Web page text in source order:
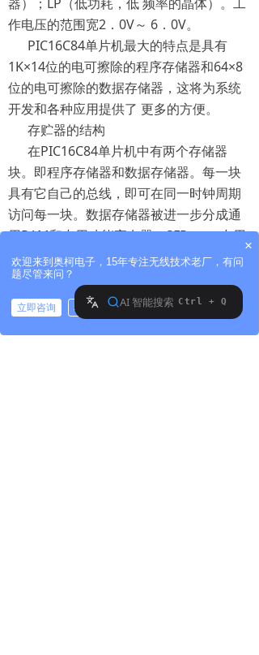
作电压的范围宽2．0V～ 6．0V。
PIC16C84单片机最大的特点是具有
1K×14位的电可擦除的程序存储器和64×8
位的电可擦除的数据存储器，这将为系统
开发和各种应用提供了 更多的方便。
存贮器的结构
在PIC16C84单片机中有两个存储器
块。即程序存储器和数据存储器。每一块
具有它自己的总线，即可在同一时钟周期
访问每一块。数据存储器被进一步分成通
用RAM和专用功能寄存器（SFRs）。专用
功能寄存器用于控制外设模式。数据存储
器也包含有数据EEPROM存 储器。这个存
储器并不直接映象到数据存储器，而是间
接映象的。即由一个间接寻址的指针指明
要读／写的数据EEPROM的地址。64个字
×
欢迎来到奥柯电子，15年专注无线技术老厂，有问
题尽管来问？
立即咨询
稍后再说
拨打电话